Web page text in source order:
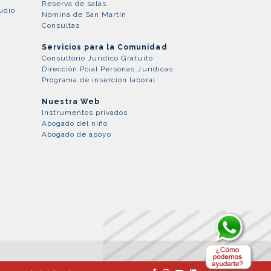
Reserva de salas
Nómina de San Martín
Consultas
Servicios para la Comunidad
Consultorio Jurídico Gratuito
Dirección Pcial Personas Jurídicas
Programa de inserción laboral
Nuestra Web
Instrumentos privados
Abogado del niño
Abogado de apoyo